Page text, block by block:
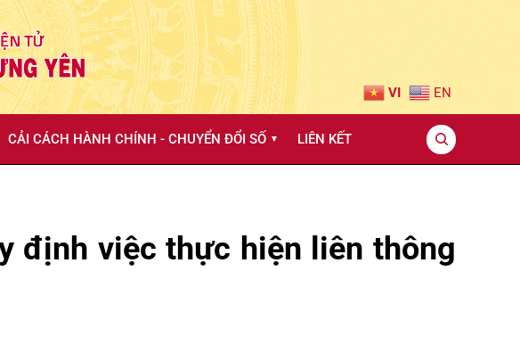
VI EN
CẢI CÁCH HÀNH CHÍNH - CHUYỂN ĐỔI SỐ ▼ LIÊN KẾT
định việc thực hiện liên thông